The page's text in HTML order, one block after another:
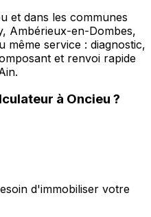
et dans les communes
Ambérieux-en-Dombes,
même service : diagnostic,
et renvoi rapide
à Oncieu ?
d'immobiliser votre